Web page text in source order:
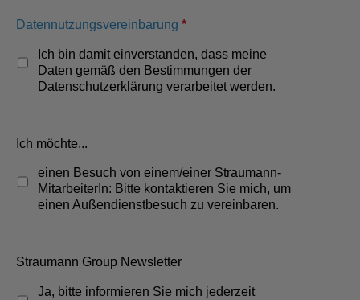
Datennutzungsvereinbarung *
Ich bin damit einverstanden, dass meine
Daten gemäß den Bestimmungen der
Datenschutzerklärung verarbeitet werden.
Ich möchte...
einen Besuch von einem/einer Straumann-
MitarbeiterIn: Bitte kontaktieren Sie mich, um
einen Außendienstbesuch zu vereinbaren.
Straumann Group Newsletter
Ja, bitte informieren Sie mich jederzeit